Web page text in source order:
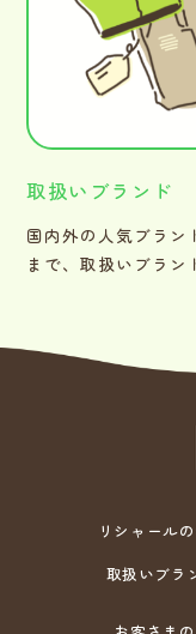
取扱いブランド
国内外の人気ブラン
まで、取扱いブラン
リシャール
取扱いブラ